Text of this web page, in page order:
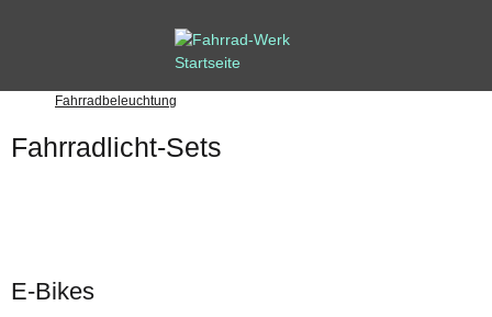
Fahrradbeleuchtung
Fahrradlicht-Sets
E-Bikes